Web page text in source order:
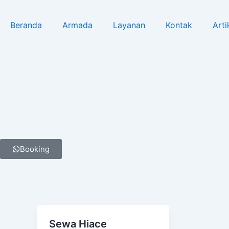
Beranda Armada Layanan Kontak
Booking
Sewa Hiace